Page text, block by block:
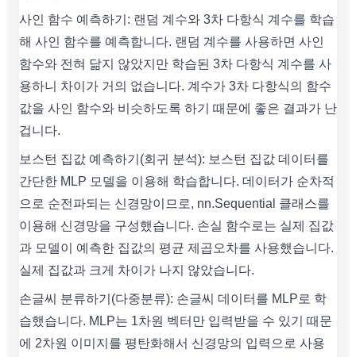
사인 함수 예측하기: 랜덤 계수와 3차 다항식 계수를 학습
해 사인 함수를 예측합니다. 랜덤 계수를 사용하면 사인
함수와 전혀 닮지 않았지만 학습된 3차 다항식 계수를 사
용하니 차이가 거의 없습니다. 계수가 3차 다항식의 함수
값을 사인 함수와 비슷하도록 하기 때문에 좋은 결과가 난
겁니다.
보스턴 집값 예측하기(회귀 분석): 보스턴 집값 데이터를
간단한 MLP 모델을 이용해 학습합니다. 데이터가 순차적
으로 순전파되는 신경망이므로, nn.Sequential 클래스를
이용해 신경망을 구성했습니다. 손실 함수로는 실제 집값
과 모델이 예측한 집값의 평균 제곱오차를 사용했습니다.
실제 집값과 크게 차이가 나지 않았습니다.
손글씨 분류하기(다중분류): 손글씨 데이터를 MLP로 학
습했습니다. MLP는 1차원 벡터만 입력받을 수 있기 때문
에 2차원 이미지를 평탄화해서 신경망의 입력으로 사용